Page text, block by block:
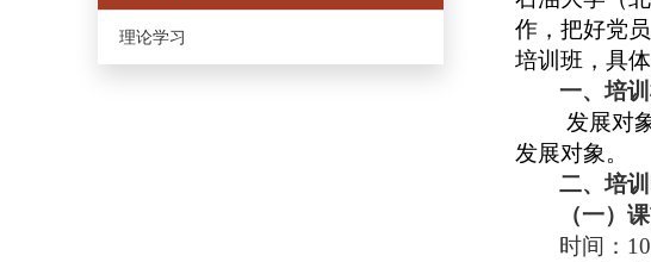
理论学习
作，把好党
培训班，具体
一、培
发展对
发展对象。
二、培
（一）
时间：